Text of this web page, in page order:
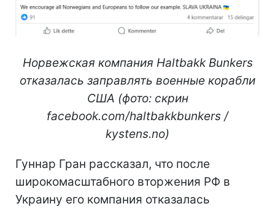
Норвежская компания Haltbakk Bunkers
отказалась заправлять военные корабли
США (фото: скрин
facebook.com/haltbakkbunkers /
kystens.no)
Гуннар Гран рассказал, что после
широкомасштабного вторжения РФ в
Украину его компания отказалась